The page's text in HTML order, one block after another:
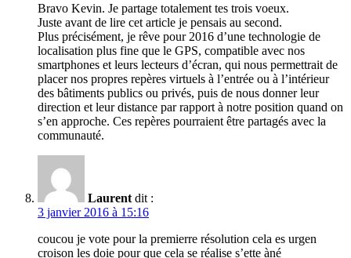
Bravo Kevin. Je partage totalement tes trois voeux.
Juste avant de lire cet article je pensais au second.
Plus précisément, je rêve pour 2016 d’une technologie de
localisation plus fine que le GPS, compatible avec nos
smartphones et leurs lecteurs d’écran, qui nous permettrait de
placer nos propres repères virtuels à l’entrée ou à l’intérieur
des bâtiments publics ou privés, puis de nous donner leur
direction et leur distance par rapport à notre position quand on
s’en approche. Ces repères pourraient être partagés avec la
communauté.
Laurent dit :
3 janvier 2016 à 15:16
coucou je vote pour la premierre résolution cela es urgen
croison les doie pour que cela se réalise s’ette àné